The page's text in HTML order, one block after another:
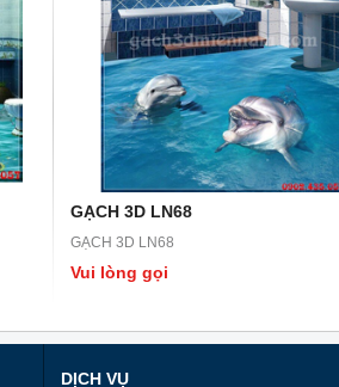
GẠCH 3D LN68
GẠCH 3D LN68
Vui lòng gọi
DỊCH VỤ